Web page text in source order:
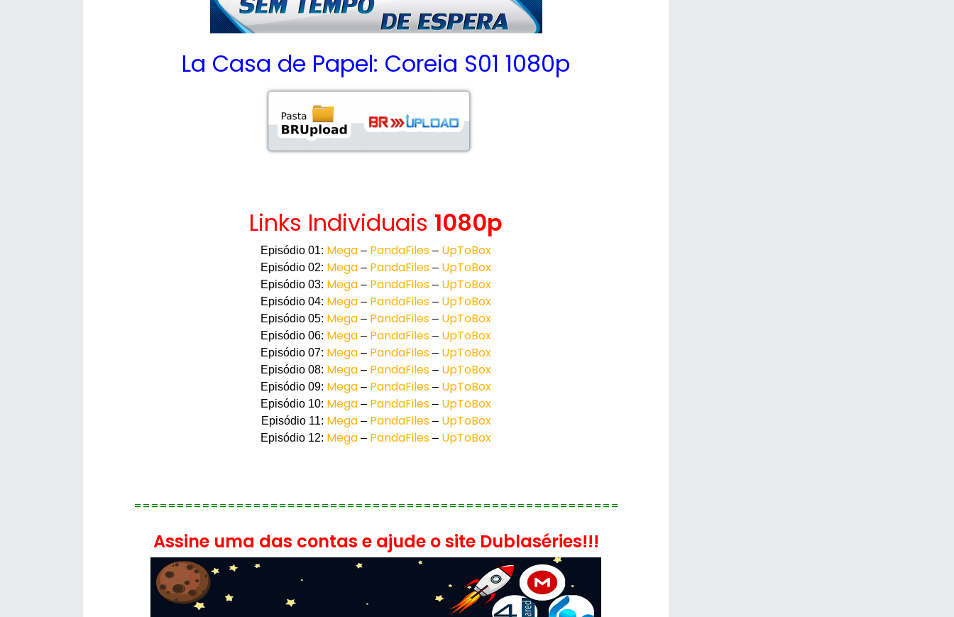
La Casa de Papel: Coreia S01 1080p
Links Individuais 1080p
Episódio 01: Mega – PandaFiles – UpToBox
Episódio 02: Mega – PandaFiles – UpToBox
Episódio 03: Mega – PandaFiles – UpToBox
Episódio 04: Mega – PandaFiles – UpToBox
Episódio 05: Mega – PandaFiles – UpToBox
Episódio 06: Mega – PandaFiles – UpToBox
Episódio 07: Mega – PandaFiles – UpToBox
Episódio 08: Mega – PandaFiles – UpToBox
Episódio 09: Mega – PandaFiles – UpToBox
Episódio 10: Mega – PandaFiles – UpToBox
Episódio 11: Mega– PandaFiles– UpToBox
Episódio 12: Mega – PandaFiles – UpToBox
=========================================================
Assine uma das contas e ajude o site Dublaséries!!!